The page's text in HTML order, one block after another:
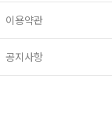
이용약관
공지사항